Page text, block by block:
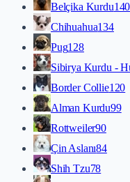
Belçika Kurdu140
Chihuahua134
Pug128
Sibirya Kurdu -
Border Collie120
Alman Kurdu99
Rottweiler90
Çin Aslanı84
Shih Tzu78